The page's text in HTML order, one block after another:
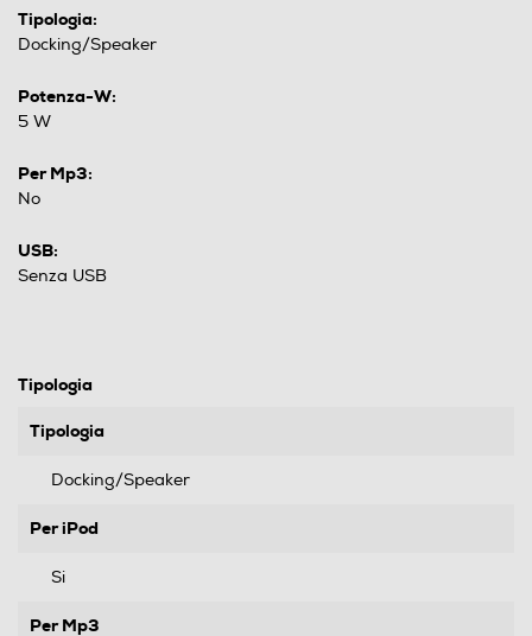
Tipologia:
Docking/Speaker
Potenza-W:
5 W
Per Mp3:
No
USB:
Senza USB
Tipologia
Tipologia
Docking/Speaker
Per iPod
Si
Per Mp3